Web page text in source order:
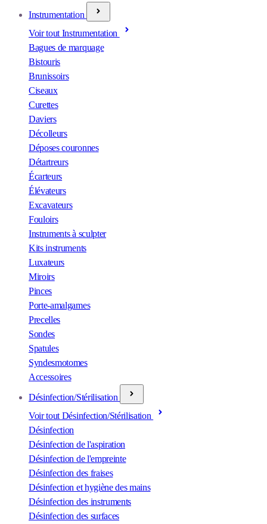
Instrumentation
Voir tout Instrumentation
Bagues de marquage
Bistouris
Brunissoirs
Ciseaux
Curettes
Daviers
Décolleurs
Déposes couronnes
Détartreurs
Écarteurs
Élévateurs
Excavateurs
Fouloirs
Instruments à sculpter
Kits instruments
Luxateurs
Miroirs
Pinces
Porte-amalgames
Precelles
Sondes
Spatules
Syndesmotomes
Accessoires
Désinfection/Stérilisation
Voir tout Désinfection/Stérilisation
Désinfection
Désinfection de l'aspiration
Désinfection de l'empreinte
Désinfection des fraises
Désinfection et hygiène des mains
Désinfection des instruments
Désinfection des surfaces